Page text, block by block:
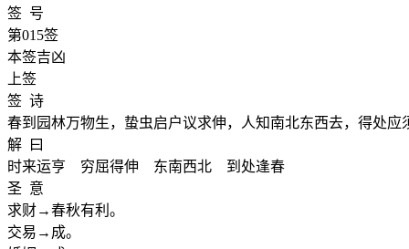
签 号
第015签
本签吉凶
上签
签 诗
春到园林万物生，蛰虫启户议求伸，人知南北东西去，得处应
解 曰
时来运亨 穷屈得伸 东南西北 到处逢春
圣 意
求财→春秋有利。
交易→成。